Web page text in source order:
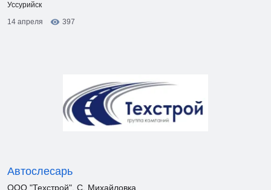
Уссурийск
14 апреля
397
Автослесарь
ООО "Техстрой". С. Михайловка